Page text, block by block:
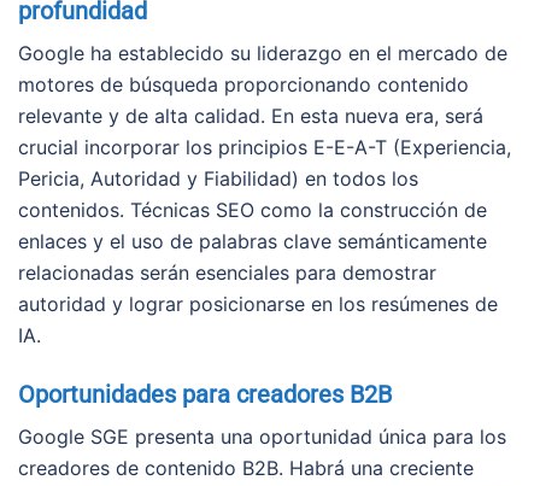
profundidad
Google ha establecido su liderazgo en el mercado de
motores de búsqueda proporcionando contenido
relevante y de alta calidad. En esta nueva era, será
crucial incorporar los principios E-E-A-T (Experiencia,
Pericia, Autoridad y Fiabilidad) en todos los
contenidos. Técnicas SEO como la construcción de
enlaces y el uso de palabras clave semánticamente
relacionadas serán esenciales para demostrar
autoridad y lograr posicionarse en los resúmenes de
IA.
Oportunidades para creadores B2B
Google SGE presenta una oportunidad única para los
creadores de contenido B2B. Habrá una creciente